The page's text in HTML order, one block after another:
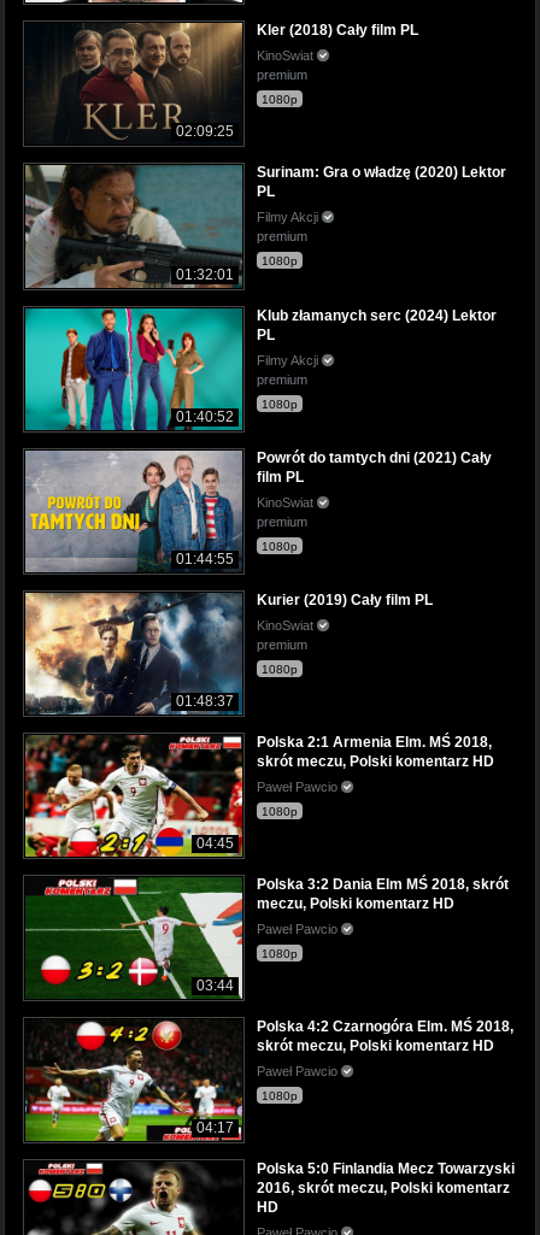
02:09:25
Kler (2018) Cały film PL
KinoSwiat
premium
1080p
01:32:01
Surinam: Gra o władzę (2020) Lektor
PL
Filmy Akcji
premium
1080p
01:40:52
Klub złamanych serc (2024) Lektor
PL
Filmy Akcji
premium
1080p
01:44:55
Powrót do tamtych dni (2021) Cały
film PL
KinoSwiat
premium
1080p
01:48:37
Kurier (2019) Cały film PL
KinoSwiat
premium
1080p
04:45
Polska 2:1 Armenia Elm. MŚ 2018,
skrót meczu, Polski komentarz HD
Paweł Pawcio
1080p
03:44
Polska 3:2 Dania Elm MŚ 2018, skrót
meczu, Polski komentarz HD
Paweł Pawcio
1080p
04:17
Polska 4:2 Czarnogóra Elm. MŚ 2018,
skrót meczu, Polski komentarz HD
Paweł Pawcio
1080p
Polska 5:0 Finlandia Mecz Towarzyski
2016, skrót meczu, Polski komentarz
HD